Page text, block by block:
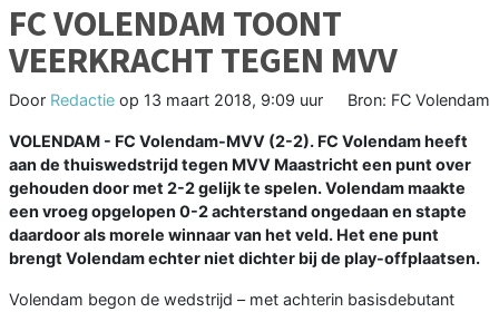
FC VOLENDAM TOONT
VEERKRACHT TEGEN MVV
Door Redactie op 13 maart 2018, 9:09 uur Bron: FC Volendam
VOLENDAM - FC Volendam-MVV (2-2). FC Volendam heeft
aan de thuiswedstrijd tegen MVV Maastricht een punt over
gehouden door met 2-2 gelijk te spelen. Volendam maakte
een vroeg opgelopen 0-2 achterstand ongedaan en stapte
daardoor als morele winnaar van het veld. Het ene punt
brengt Volendam echter niet dichter bij de play-offplaatsen.
Volendam begon de wedstrijd – met achterin basisdebutant